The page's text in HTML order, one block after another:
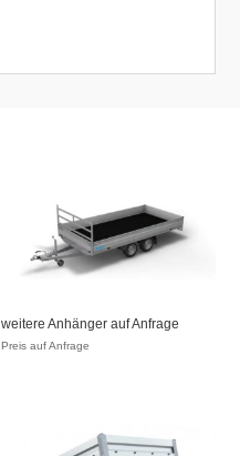
weitere Anhänger auf Anfrage
Preis auf Anfrage